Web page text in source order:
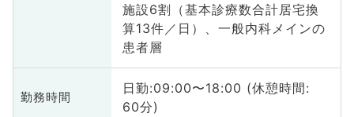
施設6割（基本診療数合計居宅換
算13件／日）、一般内科メインの
患者層
勤務時間
日勤:09:00〜18:00 (休憩時間:
60分)